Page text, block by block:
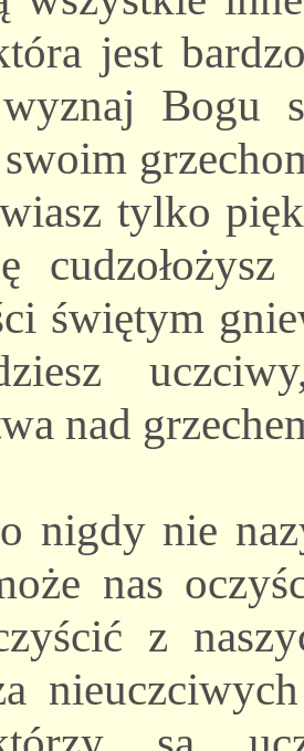
jest
Bogu
tylko
świętym
nad
nigdy nie
nas
z